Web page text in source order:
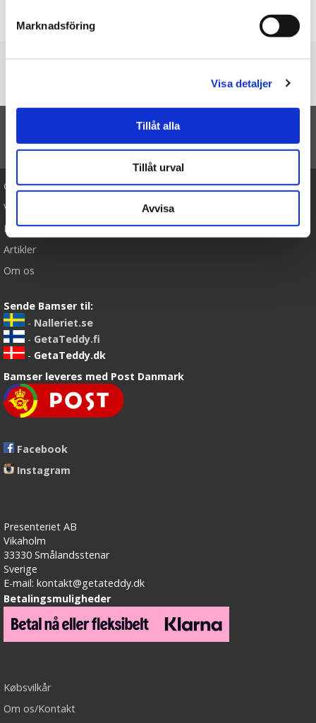
Marknadsföring
Visa detaljer
Tillåt alla
Tillåt urval
Avvisa
Du er her
TIL TOP
Cookies
Varemærker
Købsvilkår
Artikler
Om os
Sende Bamser til:
- Nalleriet.se
- GetaTeddy.fi
- GetaTeddy.dk
Bamser leveres med Post Danmark
Facebook
Instagram
Presenteriet AB
Vikaholm
33330 Smålandsstenar
Sverige
E-mail: kontakt@getateddy.dk
Betalingsmuligheder
Købsvilkår
Om os/Kontakt